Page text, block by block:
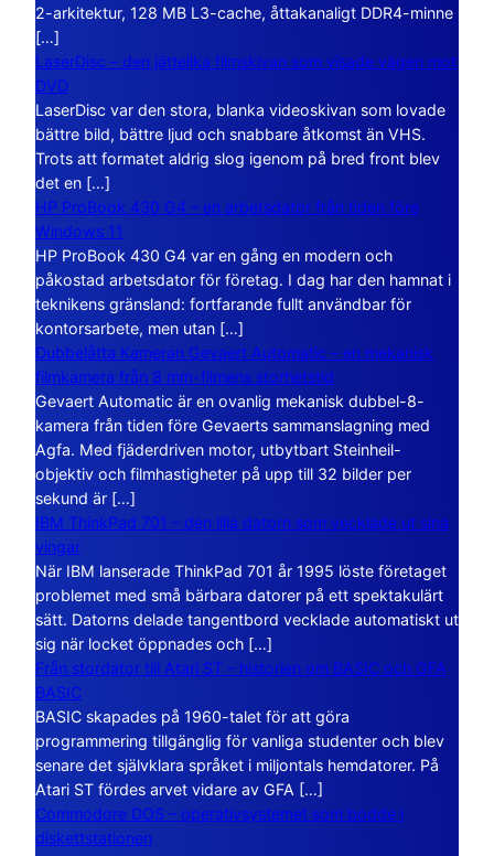
2-arkitektur, 128 MB L3-cache, åttakanaligt DDR4-minne
[…]
LaserDisc – den jättelika filmskivan som visade vägen mot
DVD
LaserDisc var den stora, blanka videoskivan som lovade
bättre bild, bättre ljud och snabbare åtkomst än VHS.
Trots att formatet aldrig slog igenom på bred front blev
det en […]
HP ProBook 430 G4 – en arbetsdator från tiden före
Windows 11
HP ProBook 430 G4 var en gång en modern och
påkostad arbetsdator för företag. I dag har den hamnat i
teknikens gränsland: fortfarande fullt användbar för
kontorsarbete, men utan […]
Dubbelåtta Kameran Gevaert Automatic – en mekanisk
filmkamera från 8 mm-filmens storhetstid
Gevaert Automatic är en ovanlig mekanisk dubbel-8-
kamera från tiden före Gevaerts sammanslagning med
Agfa. Med fjäderdriven motor, utbytbart Steinheil-
objektiv och filmhastigheter på upp till 32 bilder per
sekund är […]
IBM ThinkPad 701 – den lilla datorn som vecklade ut sina
vingar
När IBM lanserade ThinkPad 701 år 1995 löste företaget
problemet med små bärbara datorer på ett spektakulärt
sätt. Datorns delade tangentbord vecklade automatiskt ut
sig när locket öppnades och […]
Från stordator till Atari ST – historien om BASIC och GFA
BASIC
BASIC skapades på 1960-talet för att göra
programmering tillgänglig för vanliga studenter och blev
senare det självklara språket i miljontals hemdatorer. På
Atari ST fördes arvet vidare av GFA […]
Commodore DOS – operativsystemet som bodde i
diskettstationen